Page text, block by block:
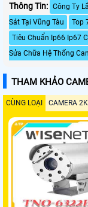
Thông Tin: Công Ty
Sát Tại Vũng Tàu
Top
Tiêu Chuẩn Ip66 Ip67
Sửa Chữa Hệ Thống
THAM KHẢO
CÙNG LOẠI CAMERA